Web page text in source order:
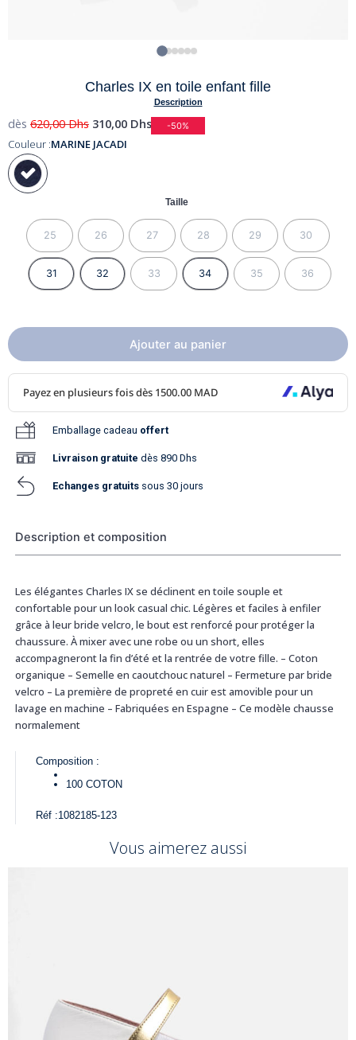
Charles IX en toile enfant fille
Description
dès 620,00Dhs 310,00 Dhs -50%
Couleur :MARINE JACADI
Taille
25 26 27 28 29 30
31 32 33 34 35 36
Ajouter au panier
Emballage cadeau offert
Livraison gratuite dès 890 Dhs
Echanges gratuits sous 30 jours
Description et composition
Les élégantes Charles IX se déclinent en toile souple et
confortable pour un look casual chic. Légères et faciles à enfiler
grâce à leur bride velcro, le bout est renforcé pour protéger la
chaussure. À mixer avec une robe ou un short, elles
accompagneront la fin d’été et la rentrée de votre fille. – Coton
organique – Semelle en caoutchouc naturel – Fermeture par bride
velcro – La première de propreté en cuir est amovible pour un
lavage en machine – Fabriquées en Espagne – Ce modèle chausse
normalement
Composition :
100 COTON
Réf :1082185-123
Vous aimerez aussi